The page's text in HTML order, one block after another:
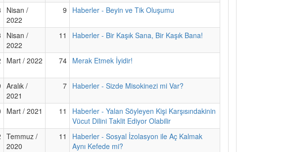
Nisan /
2022
9 Haberler - Beyin ve Tik Oluşumu
Nisan /
2022
11 Haberler - Bir Kaşık Sana, Bir Kaşık Bana!
Mart / 2022 74 Merak Etmek İyidir!
Aralık /
2021
7 Haberler - Sizde Misokinezi mi Var?
Mart / 2021 11
Haberler - Yalan Söyleyen Kişi Karşısındakinin
Vücut Dilini Taklit Ediyor Olabilir
Temmuz /
2020
11
Haberler - Sosyal İzolasyon ile Aç Kalmak
Aynı Kefede mi?